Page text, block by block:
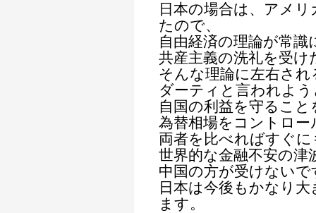
日本の場合は、アメ
たので、
自由経済の理論が常
共産主義の洗礼を受け
そんな理論に左右さ
ダーティと言われよ
自国の利益を守るこ
為替相場をコントロ
両者を比べればすぐ
世界的な金融不安の津
中国の方が受けない
日本は今後もかなり
ます。